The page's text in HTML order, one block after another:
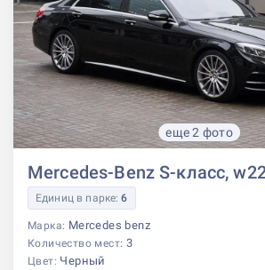
еще 2 фото
Mercedes-Benz S-класс,
Единиц в парке:6
Марка: Mercedes benz
Количество мест: 3
Цвет: Черный